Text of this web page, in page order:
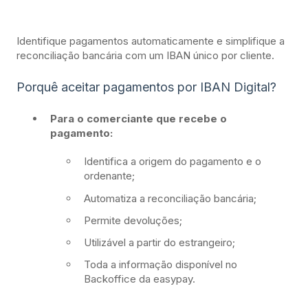
Identifique pagamentos automaticamente e simplifique a
reconciliação bancária com um IBAN único por cliente.
Porquê aceitar pagamentos por IBAN Digital?
Para o comerciante que recebe o
pagamento:
Identifica a origem do pagamento e o
ordenante;
Automatiza a reconciliação bancária;
Permite devoluções;
Utilizável a partir do estrangeiro;
Toda a informação disponível no
Backoffice da easypay.